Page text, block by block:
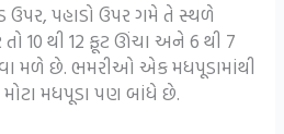
ઉપર, પહાડો ઉપર ગમે તે સ્થળે
10 થી 12 ફૂટ ઊંચા અને 6 થી 7
મળે છે. ભમરીઓ એક મધપૂડામાંથી
મધપૂડા પણ બાંધે છે.